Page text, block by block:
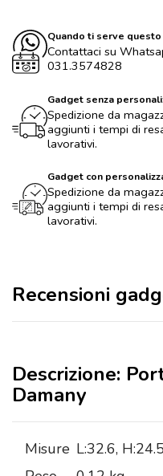
Quando ti serve
Contattaci su
031.3574828
Gadget senza
Spedizione da
aggiunti i tempi di
lavorativi.
Gadget con
Spedizione da
aggiunti i tempi di
lavorativi.
Recensioni
Descrizione:
Damany
Misure L:32.6,